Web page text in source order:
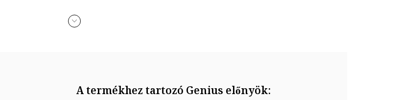
súroló felületekkel való érintkezését, illetve annak ütését, karcolódását
A termékhez tartozó Genius előnyök: